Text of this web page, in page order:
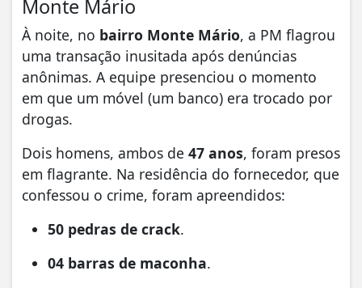
Monte Mário
À noite, no bairro Monte Mário, a PM flagrou
uma transação inusitada após denúncias
anônimas. A equipe presenciou o momento
em que um móvel (um banco) era trocado por
drogas.
Dois homens, ambos de 47 anos, foram presos
em flagrante. Na residência do fornecedor, que
confessou o crime, foram apreendidos:
50 pedras de crack.
04 barras de maconha.